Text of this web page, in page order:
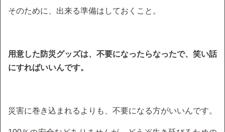
そのために、出来る準備はしておくこと。
用意した防災グッズは、不要になったらなったで、笑い話
にすればいいんです。
災害に巻き込まれるよりも、不要になる方がいいんです。